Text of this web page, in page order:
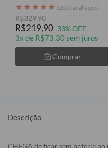
★ ★ ★ ★ ★ 12009 avaliações
R$329,90
R$219,90 33% OFF
3x de R$73,30 sem juros
Comprar
Descrição
CHEGA de ficar sem bateria